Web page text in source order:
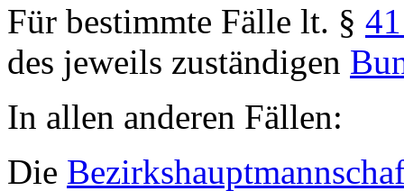
Für bestimmte Fälle lt. §
des jeweils zuständigen
In allen anderen Fällen:
Die